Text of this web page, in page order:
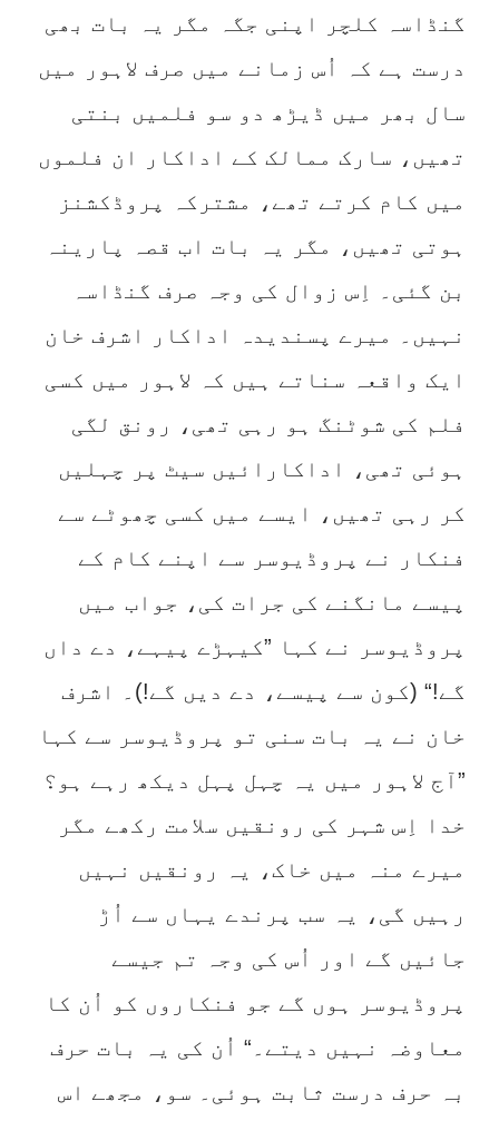
گنڈاسہ کلچر اپنی جگہ مگر یہ بات بھی
درست ہے کہ اُس زمانے میں صرف لاہور میں
سال بھر میں ڈیڑھ دو سو فلمیں بنتی
تھیں، سارک ممالک کے اداکار ان فلموں
میں کام کرتے تھے، مشترکہ پروڈکشنز
ہوتی تھیں، مگر یہ بات اب قصہ پارینہ
بن گئی۔ اِس زوال کی وجہ صرف گنڈاسہ
نہیں۔ میرے پسندیدہ اداکار اشرف خان
ایک واقعہ سناتے ہیں کہ لاہور میں کسی
فلم کی شوٹنگ ہو رہی تھی، رونق لگی
ہوئی تھی، اداکارائیں سیٹ پر چہلیں
کر رہی تھیں، ایسے میں کسی چھوٹے سے
فنکار نے پروڈیوسر سے اپنے کام کے
پیسے مانگنے کی جرات کی، جواب میں
پروڈیوسر نے کہا ”کیہڑے پیہے، دے داں
گے!“ (کون سے پیسے، دے دیں گے!)۔ اشرف
خان نے یہ بات سنی تو پروڈیوسر سے کہا
”آج لاہور میں یہ چہل پہل دیکھ رہے ہو؟
خدا اِس شہر کی رونقیں سلامت رکھے مگر
میرے منہ میں خاک، یہ رونقیں نہیں
رہیں گی، یہ سب پرندے یہاں سے اُڑ
جائیں گے اور اُس کی وجہ تم جیسے
پروڈیوسر ہوں گے جو فنکاروں کو اُن کا
معاوضہ نہیں دیتے۔“ اُن کی یہ بات حرف
بہ حرف درست ثابت ہوئی۔ سو، مجھے اس